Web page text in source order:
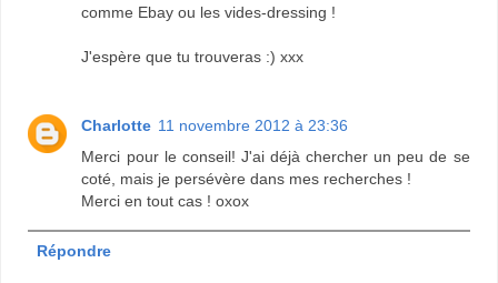
comme Ebay ou les vides-dressing !
J'espère que tu trouveras :) xxx
Charlotte 11 novembre 2012 à 23:36
Merci pour le conseil! J'ai déjà chercher un peu de se
coté, mais je persévère dans mes recherches !
Merci en tout cas ! oxox
Répondre